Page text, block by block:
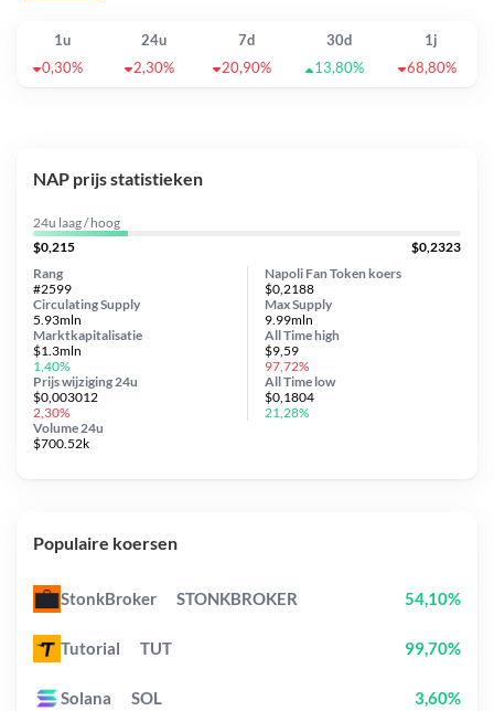
1u 24u 7d 30d
1j
0,30%
2,30% 20,90% 13,80% 68,80%
NAP prijs statistieken
24u laag / hoog
$0,215
$0,2323
Napoli Fan Token koers
$0,2188
Circulating Supply
5.93mln
Prijs wijziging 24u
$0,003012
2,30%
Max Supply
9.99mln
Marktkapitalisatie
$1.3mln
1,40%
Volume 24u
$700.52k
Rang
#2599
All Timehigh
$9,59
97,72%
All Time low
$0,1804
21,28%
Populaire koersen
StonkBroker STONKBROKER 54,10%
Tutorial TUT 99,70%
Solana SOL 3,60%